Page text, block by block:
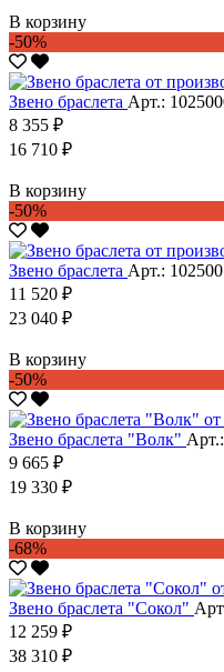
В корзину
-50%
Звено браслета Арт.:
8 355 ₽
16 710 ₽
В корзину
-50%
Звено браслета Арт.:
11 520 ₽
23 040 ₽
В корзину
-50%
Звено браслета "Волк"
9 665 ₽
19 330 ₽
В корзину
-68%
Звено браслета "Сокол"
12 259 ₽
38 310 ₽